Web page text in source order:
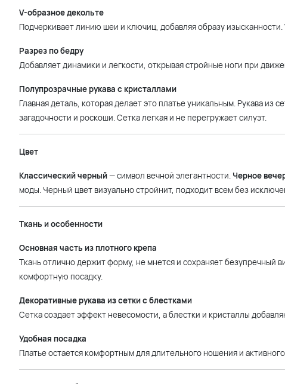
V-образное декольте
Подчеркивает линию шеи и ключиц, добавляя образу
Разрез по бедру
Добавляет динамики и легкости, открывая стройные ноги при
Полупрозрачные рукава с кристаллами
Главная деталь, которая делает это платье уникальным. Рукава
загадочности и роскоши. Сетка легкая и не перегружает силуэт.
Цвет
Классический черный— символ вечной элегантности. Черное
моды. Черный цвет визуально стройнит, подходит всем без
Ткань и особенности
Основная часть из плотного крепа
Ткань отлично держит форму, не мнется и сохраняет безупречный
комфортную посадку.
Декоративные рукава из сетки с блестками
Сетка создает эффект невесомости, а блестки и кристаллы
Удобная посадка
Платье остается комфортным для длительного ношения и